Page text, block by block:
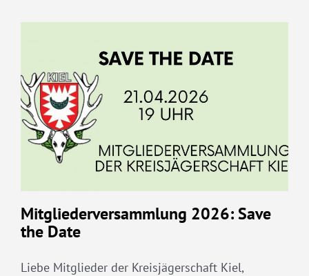
Mitgliederversammlung 2026: Save
the Date
Liebe Mitglieder der Kreisjägerschaft Kiel,